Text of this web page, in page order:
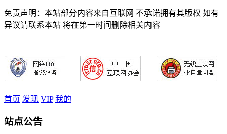
免责声明：本站部分内容来自互联网 不承诺拥有其版权 如有
异议请联系本站 将在第一时间删除相关内容
首页 发现 VIP 我的
站点公告